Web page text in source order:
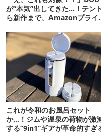
が“本気”出してきた…！テン
ら新作まで、Amazonプライ
これが令和のお風呂セット
か…！ジムや温泉の荷物が激
する“9in1”ギアが革命的すぎ